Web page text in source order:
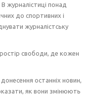
журналістиці понад
до спортивних і
журналістську
свободи, де кожен
останніх новин,
як вони змінюють